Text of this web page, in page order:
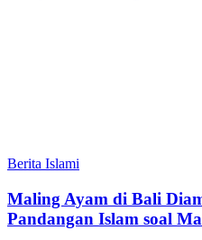
Berita Islami
Maling Ayam di Bali
Pandangan Islam soal